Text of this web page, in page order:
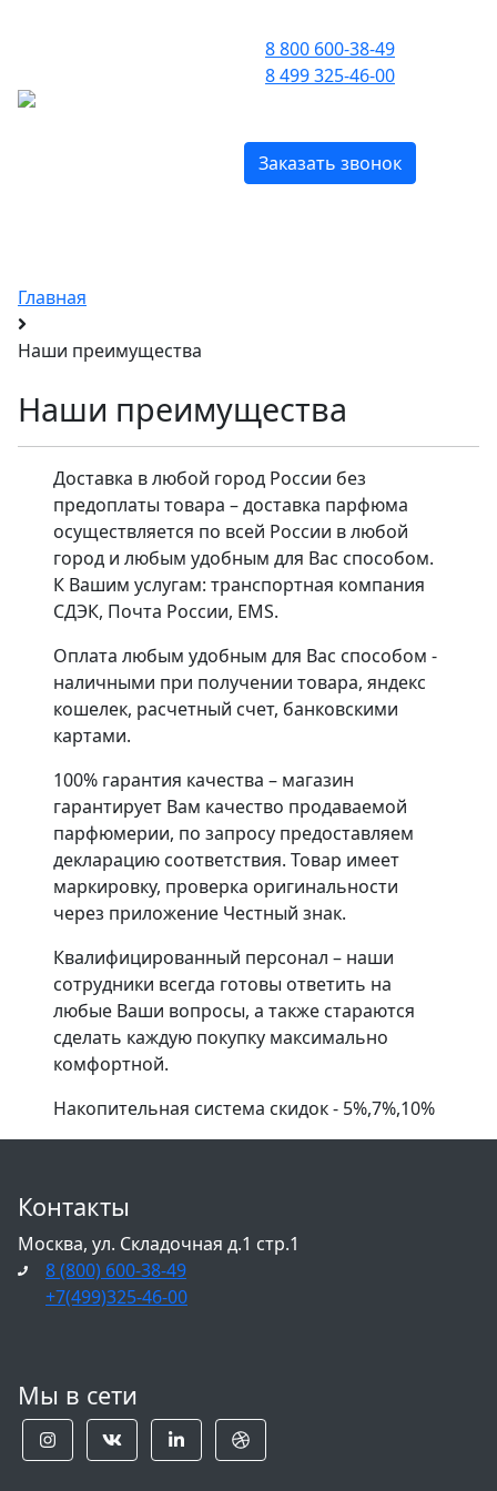
8 800 600-38-49
8 499 325-46-00
Заказать звонок
Главная
Наши преимущества
Наши преимущества
Доставка в любой город России без
предоплаты товара – доставка парфюма
осуществляется по всей России в любой
город и любым удобным для Вас способом.
К Вашим услугам: транспортная компания
СДЭК, Почта России, EMS.
Оплата любым удобным для Вас способом -
наличными при получении товара, яндекс
кошелек, расчетный счет, банковскими
картами.
100% гарантия качества – магазин
гарантирует Вам качество продаваемой
парфюмерии, по запросу предоставляем
декларацию соответствия. Товар имеет
маркировку, проверка оригинальности
через приложение Честный знак.
Квалифицированный персонал – наши
сотрудники всегда готовы ответить на
любые Ваши вопросы, а также стараются
сделать каждую покупку максимально
комфортной.
Накопительная система скидок - 5%,7%,10%
Контакты
Москва, ул. Складочная д.1 стр.1
8 (800) 600-38-49
+7(499)325-46-00
Мы в сети